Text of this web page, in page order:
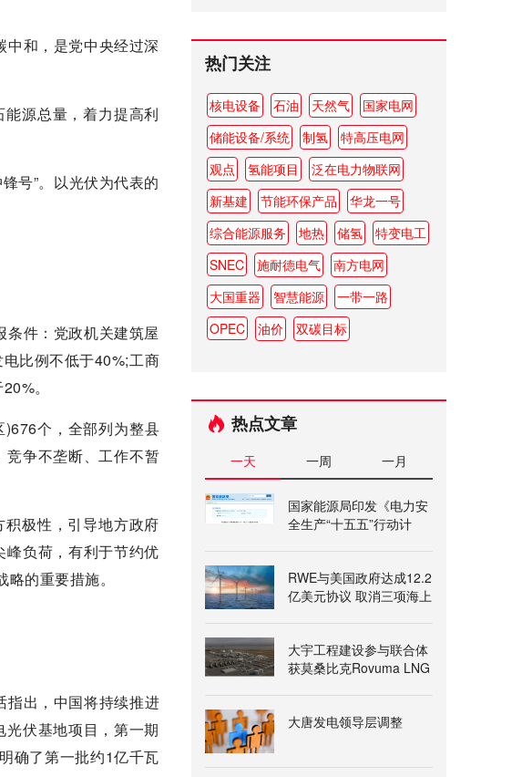
和，是党中央经过深
源总量，着力提高利
号”。以光伏为代表的
件：党政机关建筑屋
比例不低于40%;工商
。
个，全部列为整县
竞争不垄断、工作不暂
极性，引导地方政府
负荷，有利于节约优
的重要措施。
指出，中国将持续推进
伏基地项目，第一期
确了第一批约1亿千瓦
热门关注
核电设备 石油 天然气
国家电网
储能设备/系统
制氢
特高压电网
观点
氢能项目
泛在电力物联网
新基建
节能环保产品
华龙一号
综合能源服务
地热 储氢
特变电工
SNEC
施耐德电气
南方电网
大国重器
智慧能源
一带一路
OPEC
油价 双碳目标
热点文章
一天 一周 一月
国家能源局印发《电力安
全生产“十五五”行动计
RWE与美国政府达成12.2
亿美元协议 取消三项海上
大宇工程建设参与联合体
获莫桑比克Rovuma LNG
大唐发电领导层调整